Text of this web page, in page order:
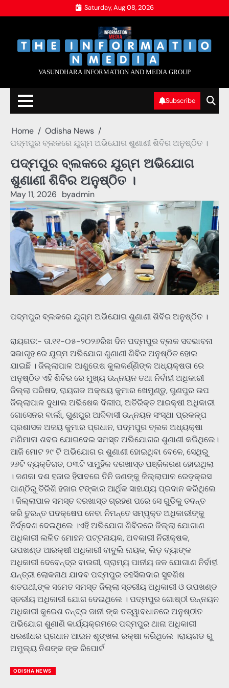
to
Saturday, Aug 08, 2026
V̲A̲S̲U̲N̲D̲H̲A̲R̲A̲ I̲N̲F̲O̲R̲M̲A̲T̲I̲O̲N̲ A̲N̲D̲ M̲E̲D̲I̲A̲ G̲R̲O̲U̲P̲
Subscribe
Home
Odisha News
ପଦ୍ମପୁର ବ୍ଲକରେ ଯୁଗ୍ମ ଅଭିଯୋଗ ଶୁଣାଣୀ ଶିବିର ଅନୁଷ୍ଠିତ ।
ପଦ୍ମପୁର ବ୍ଲକରେ ଯୁଗ୍ମ ଅଭିଯୋଗ
ଶୁଣାଣୀ ଶିବିର ଅନୁଷ୍ଠିତ ।
May 11, 2026 byadmin
ପଦ୍ମପୁର ବ୍ଲକରେ ଯୁଗ୍ମ ଅଭିଯୋଗ ଶୁଣାଣୀ ଶିବିର ଅନୁଷ୍ଠିତ ।
ରାୟଗଡ:- ତା.୧୧-୦୫-୨୦୨୬ରିଖ ଦିନ ପଦ୍ମପୁର ବ୍ଲକ ସଦଭାବନା
ସଭାଗୃହ ରେ ଯୁଗ୍ମ ଅଭିଯୋଗ ଶୁଣାଣୀ ଶିବିର ଅନୁଷ୍ଠିତ ହୋଇ
ଯାଇଛି । ଜିଲ୍ଲାପାଳ ଆଶୁତୋଷ କୁଲକର୍ଣ୍ଣିଙ୍କ ଅଧ୍ୟକ୍ଷତା ରେ
ଅନୁଷ୍ଠିତ ଏହି ଶିବିର ରେ ମୁଖ୍ୟ ଉନ୍ନୟନ ତଥା ନିର୍ବାହୀ ଅଧିକାରୀ
ଜିଲ୍ଲା ପରିଷଦ, ରାୟଗଡ ଅକ୍ଷୟ କୁମାର ଖେମୁଣ୍ଡୁ, ଗୁଣପୁର ଉପ
ଜିଲ୍ଲାପାଳ ଦୁଧାଲ ଅଭିଷେକ ଦିଲୀପ, ଅତିରିକ୍ତ ଆରକ୍ଷୀ ଅଧିକାରୀ
ଗୋସେନର ବାର୍ଲା, ଗୁଣପୁର ଆଦିବାସୀ ଉନ୍ନୟନ ସଂସ୍ଥା ପ୍ରକଳ୍ପ
ପ୍ରଶାସକ ଅଜୟ କୁମାର ପ୍ରଧାନ, ପଦ୍ମପୁର ବ୍ଲକ ଅଧ୍ୟକ୍ଷା
ମଣିମାଳା ଶବର ଯୋଗଦେଇ ସମସ୍ତ ଅଭିଯୋଗର ଶୁଣାଣୀ କରିଥିଲେ।
ଆଜି ମୋଟ ୨୯ ଟି ଅଭିଯୋଗ ର ଶୁଣାଣୀ ହୋଇଥିବା ବେଳେ, ସେଥିରୁ
୨୬ଟି ବ୍ୟକ୍ତିଗତ, ୦୩ଟି ସାମୁହିକ ଦରଖାସ୍ତ ପଞ୍ଜିକରଣ ହୋଇଥିଲା
। ଜଣକା ଦଶ ହଜାର ହିସାବରେ ତିନି ଜଣଙ୍କୁ ଜିଲ୍ଲାପାଳ ରେଡ଼କ୍ରସ
ପାଣ୍ଠିରୁ ତିରିଶି ହଜାର ଟଙ୍କାର ଆର୍ଥିକ ସାହାଯ୍ୟ ପ୍ରଦାନ କରିଥିଲେ
। ଜିଲ୍ଲାପାଳ ସମସ୍ତ ଦରଖାସ୍ତ ଗ୍ରହଣ ପରେ ସେ ଗୁଡିକୁ ତଦନ୍ତ
କରି ତୁରନ୍ତ ପଦକ୍ଷେପ ନେବା ନିମନ୍ତେ ସମ୍ପୃକ୍ତ ଅଧିକାରୀଙ୍କୁ
ନିର୍ଦ୍ଦେଶ ଦେଇଥିଲେ ।ଏହି ଅଭିଯୋଗ ଶିବିରରେ ଜିଲ୍ଲା ଯୋଗାଣ
ଅଧିକାରୀ ଲଳିତ ମୋହନ ପଟ୍ଟନାୟକ, ଅବକାରୀ ନିରୀକ୍ଷକ,
ଉପଖଣ୍ଡ ଆରକ୍ଷୀ ଅଧିକାରୀ ବାବୁଲି ନାୟକ, ଲିଡ଼ ବ୍ୟାଙ୍କ
ଅଧିକାରୀ ଦେବେନ୍ଦ୍ର ବାଉରୀ, ଗ୍ରାମ୍ୟ ପାନୀୟ ଜଳ ଯୋଗାଣ ନିର୍ବାହୀ
ଯନ୍ତ୍ରୀ ଲୋକନାଥ ଯାଦବ ପଦ୍ମପୁର ତହସିଲଦାର ସୁବଶିଷ
ଶତପଥୀ,ଙ୍କ ସମେତ ସମସ୍ତ ଜିଲ୍ଲା ସ୍ତରୀୟ ଅଧିକାରୀ ଓ ଉପଖଣ୍ଡ
ସ୍ତରୀୟ ଅଧିକାରୀ ଯୋଗ ଦେଇଥିଲେ । ପଦ୍ମପୁର ଗୋଷ୍ଠୀ ଉନ୍ନୟନ
ଅଧିକାରୀ କୁରେଶ ଚନ୍ଦ୍ର ଜାନୀ ଙ୍କ ତତ୍ୱାବଧାନରେ ଅନୁଷ୍ଠୀତ
ଅଭିଯୋଗ ଶୁଣାଣି କାର୍ଯ୍ୟକ୍ରମରେ ପଦ୍ମପୁର ଥାନା ଅଧିକାରୀ
ଧରଣୀଧର ପ୍ରଧାନ ଆଇନ ଶୃଙ୍ଖଳା ରକ୍ଷା କରିଥିଲେ ।ରାୟଗଡ ରୁ
ଅମୁଲ୍ୟ ନିଶଙ୍କ ଙ୍କ ରିପୋର୍ଟ
ODISHA NEWS